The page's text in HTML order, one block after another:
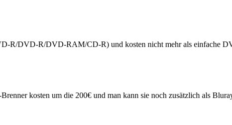
R/DVD-R/DVD-RAM/CD-R) und kosten nicht mehr als einfache
kosten um die 200€ und man kann sie noch zusätzlich als